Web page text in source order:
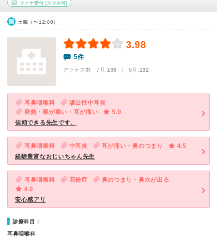
マイナ受付 (スマホ可)
土曜（〜12:00）
3.98
5件
アクセス数 7月:106 | 6月:132
耳鼻咽喉科
滲出性中耳炎
発熱・喉が痛い・耳が痛い
5.0
信頼できる先生です。
耳鼻咽喉科 中耳炎 耳が痛い・鼻のつまり
4.5
経験豊富なおじいちゃん先生
耳鼻咽喉科 花粉症
鼻のつまり・鼻水が出る
4.0
安心感アリ
診療科目：
耳鼻咽喉科